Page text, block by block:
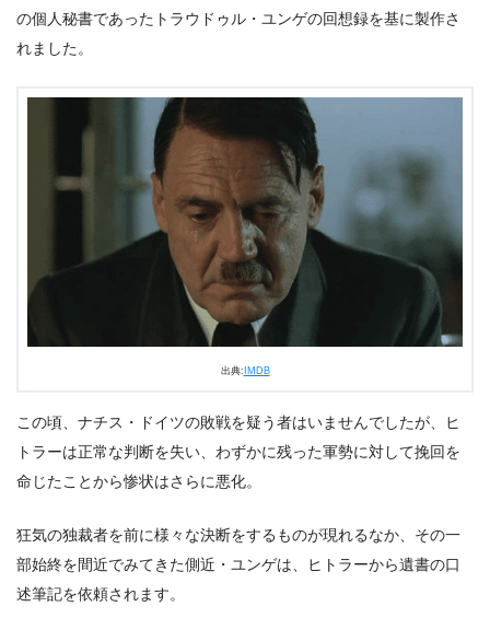
の個人秘書であったトラウドゥル・ユンゲの回想録を基に製作さ
れました。
出典: IMDB
この頃、ナチス・ドイツの敗戦を疑う者はいませんでしたが、ヒ
トラーは正常な判断を失い、わずかに残った軍勢に対して挽回を
命じたことから惨状はさらに悪化。
狂気の独裁者を前に様々な決断をするものが現れるなか、その一
部始終を間近でみてきた側近・ユンゲは、ヒトラーから遺書の口
述筆記を依頼されます。